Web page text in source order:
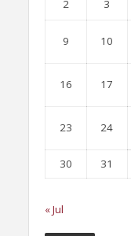
2 3
9 10
16 17
23 24
30
31
« Jul